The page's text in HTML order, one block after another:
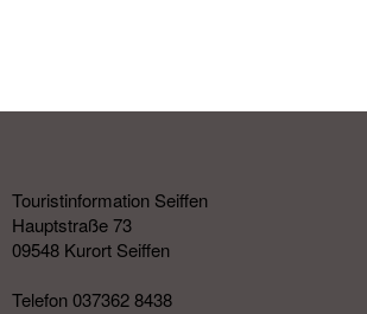
Touristinformation Seiffen
Hauptstraße 73
09548 Kurort Seiffen
Telefon 037362 8438